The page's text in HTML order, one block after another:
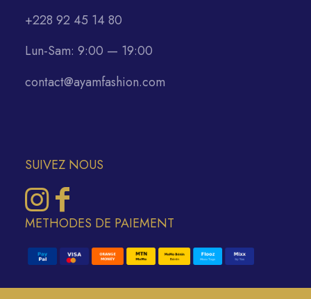
+228 92 45 14 80
Lun-Sam: 9:00 — 19:00
contact@ayamfashion.com
SUIVEZ NOUS
METHODES DE PAIEMENT